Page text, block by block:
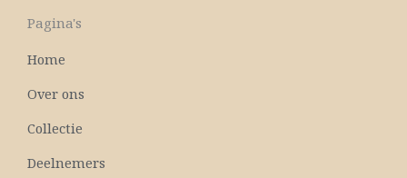
b
o
k
Pagina's
Home
Over ons
Collectie
Deelnemers